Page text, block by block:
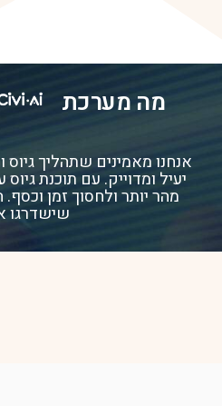
מה מערכת
אנחנו מאמינים שתהליך
מהר יותר ולחסוך זמן
שישדרגו